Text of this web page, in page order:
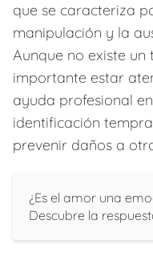
que se caracteriza
manipulación y la
Aunque no existe
importante estar
ayuda profesional
identificación
prevenir daños a
¿Es el amor una
Descubre la